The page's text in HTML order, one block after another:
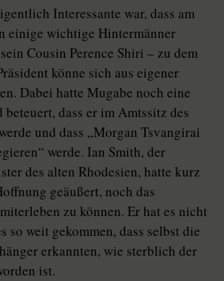
Interessante war, dass am
einige wichtige Hintermänner
Cousin Perence Shiri – zu dem
könne sich aus eigener
Dabei hatte Mugabe noch eine
dass er im Amtssitz des
und dass „Morgan Tsvangirai
werde. Ian Smith, der
des alten Rhodesien, hatte kurz
geäußert, noch das
zu können. Er hat es nicht
so weit gekommen, dass selbst die
erkannten, wie sterblich der
ist.